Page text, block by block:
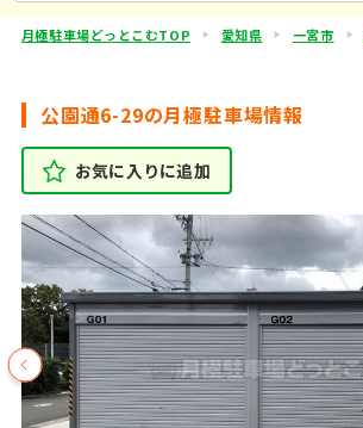
月極駐車場どっとこむTOP 愛知県 一宮市
公園通6-29の月極駐車場情報
お気に入りに追加